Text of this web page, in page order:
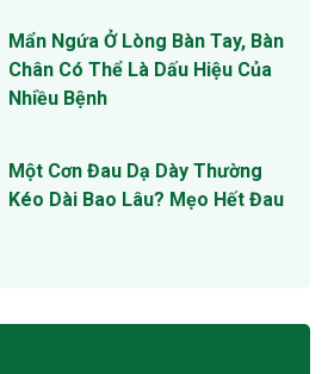
Mẩn Ngứa Ở Lòng Bàn Tay, Bàn
Chân Có Thể Là Dấu Hiệu Của
Nhiều Bệnh
Một Cơn Đau Dạ Dày Thường
Kéo Dài Bao Lâu? Mẹo Hết Đau